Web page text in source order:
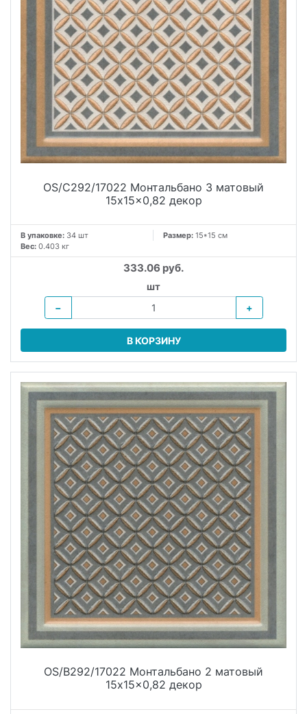
OS/C292/17022 Монтальбано 3 матовый
15x15x0,82 декор
В упаковке: 34 шт Размер: 15*15 см
Вес: 0.403 кг
333.06 руб.
шт
−
+
В КОРЗИНУ
OS/B292/17022 Монтальбано 2 матовый
15x15x0,82 декор